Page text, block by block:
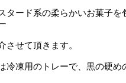
タード系の柔らかいお菓子を
させて頂きます。
冷凍用のトレーで、黒の硬め